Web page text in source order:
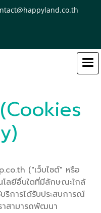
("เว็บไซต์" หรือ
โลยีอื่นใดที่มีลักษณะใกล้
ริการได้รับประสบการณ์
าสามารถพัฒนา